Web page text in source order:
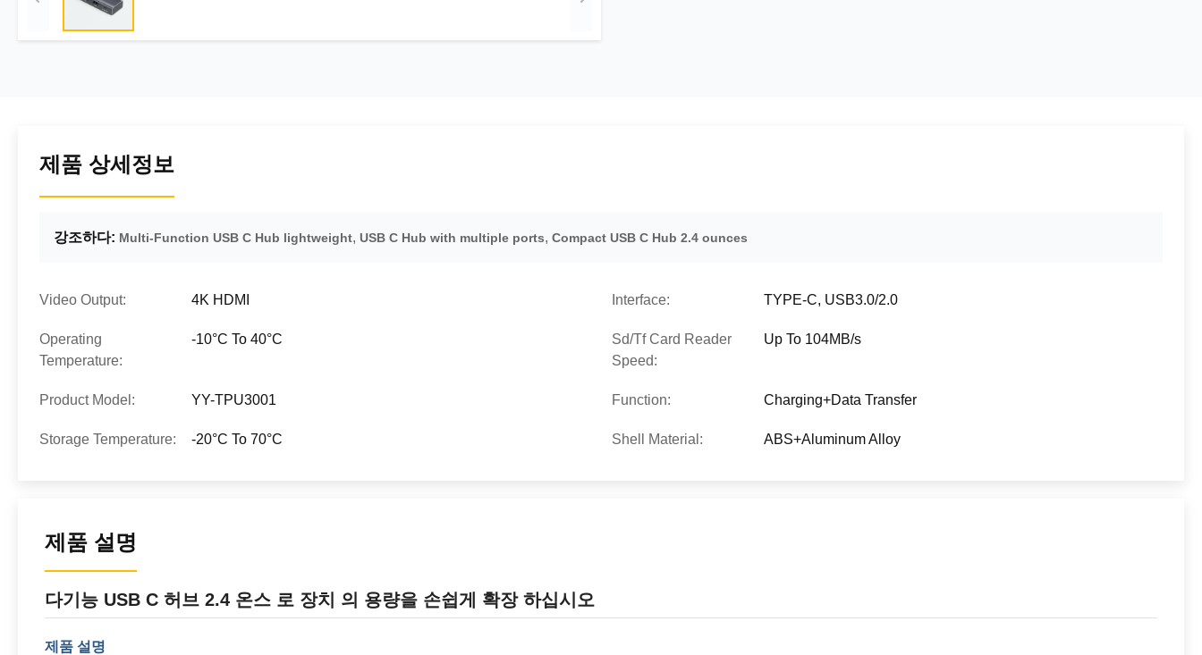
제품 상세정보
강조하다: Multi-Function USB C Hub lightweight, USB C Hub with multiple ports, Compact USB C Hub 2.4 ounces
Video Output: 4K HDMI Interface: TYPE-C, USB3.0/2.0
Operating
Temperature:
-10°C To 40°C
Sd/Tf Card Reader
Speed:
Up To 104MB/s
Product Model: YY-TPU3001 Function: Charging+Data Transfer
Storage Temperature: -20°C To 70°C Shell Material: ABS+Aluminum Alloy
제품 설명
다기능 USB C 허브 2.4 온스 로 장치 의 용량을 손쉽게 확장 하십시오
제품 설명